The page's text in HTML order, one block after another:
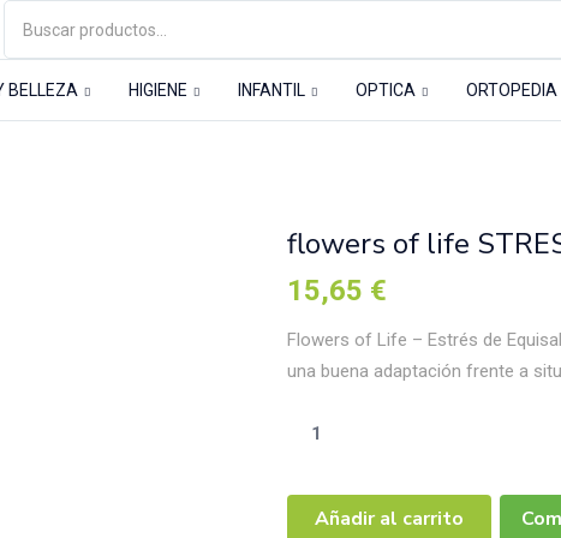
BELLEZA HIGIENE INFANTIL OPTICA ORTOPEDIA
flowers of life
15,65 €
Flowers of Life – Estrés de
una buena adaptación frente a
Añadir al carrito